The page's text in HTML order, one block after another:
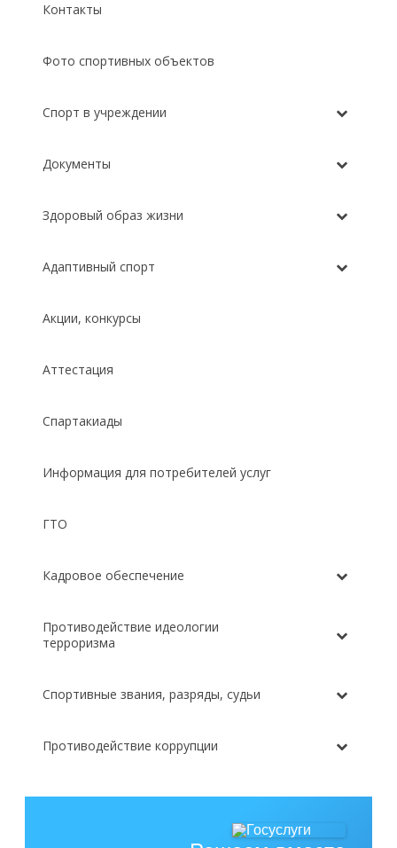
Контакты
Фото спортивных объектов
Спорт в учреждении
Документы
Здоровый образ жизни
Адаптивный спорт
Акции, конкурсы
Аттестация
Спартакиады
Информация для потребителей услуг
ГТО
Кадровое обеспечение
Противодействие идеологии
терроризма
Спортивные звания, разряды, судьи
Противодействие коррупции